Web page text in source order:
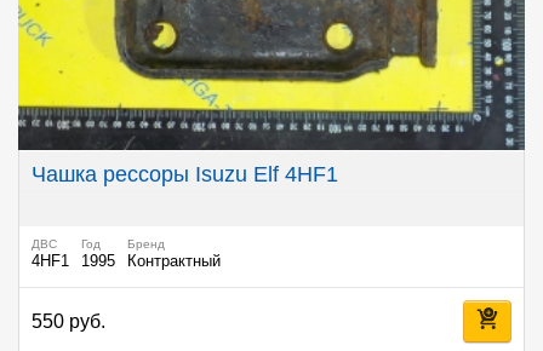
Чашка рессоры Isuzu Elf 4HF1
ДВС
4HF1
Год
1995
Бренд
Контрактный
550 руб.